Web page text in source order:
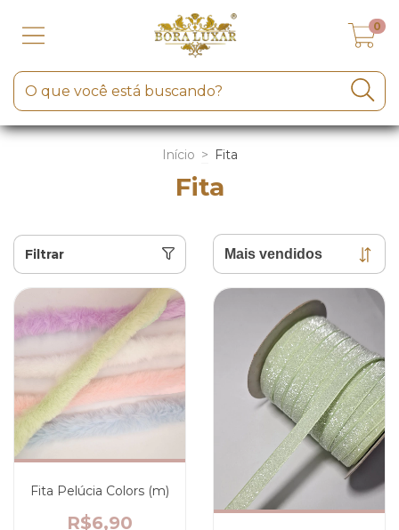
0
Início > Fita
Fita
Filtrar
Fita Pelúcia Colors (m)
R$6,90